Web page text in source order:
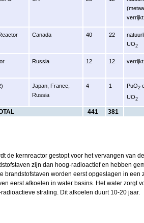
Canada 40 22
UO2
Russia 12 12
Japan, France,
Russia
4 1 PuO2
UO2
441 381
de kernreactor gestopt voor het vervangen van
zijn dan hoog-radioactief en hebben
brandstofstaven worden eerst opgeslagen in een
eerst afkoelen in water basins. Het water zorgt
straling. Dit afkoelen duurt 10-20 jaar.